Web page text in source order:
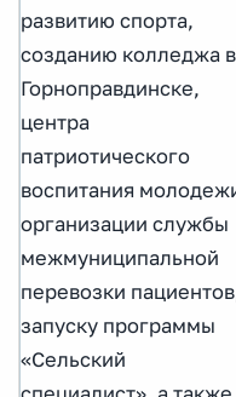
развитию спорта,
созданию колледжа в
Горноправдинске,
центра
патриотического
воспитания
организации службы
межмуниципальной
перевозки
запуску программы
«Сельский